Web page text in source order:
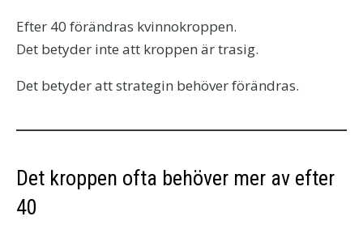
Efter 40 förändras kvinnokroppen.
Det betyder inte att kroppen är trasig.
Det betyder att strategin behöver förändras.
Det kroppen ofta behöver mer av efter
40